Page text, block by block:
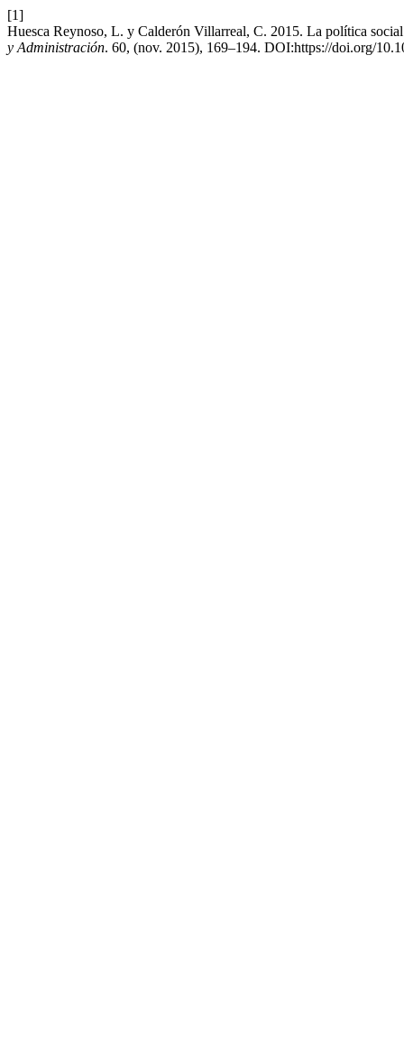
[1]
Huesca Reynoso, L. y Calderón Villarreal, C. 2015. La política
y Administración. 60, (nov. 2015), 169–194. DOI:https://doi.org/